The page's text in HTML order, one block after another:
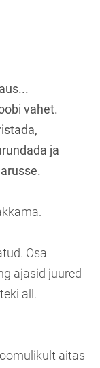
vahet.
ja
Osa
ajasid juured
all.
aitas